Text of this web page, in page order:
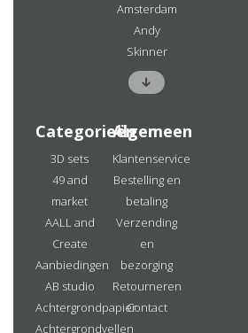
Amsterdam
Andy
Skinner
Categorieën
3D sets
49 and
market
AALL and
Create
Aanbiedingen
AB studio
Achtergrondpapier
Achtergrondvellen
Algemeen
Klantenservice
Bestelling en
betaling
Verzending
en
bezorging
Retourneren
Contact